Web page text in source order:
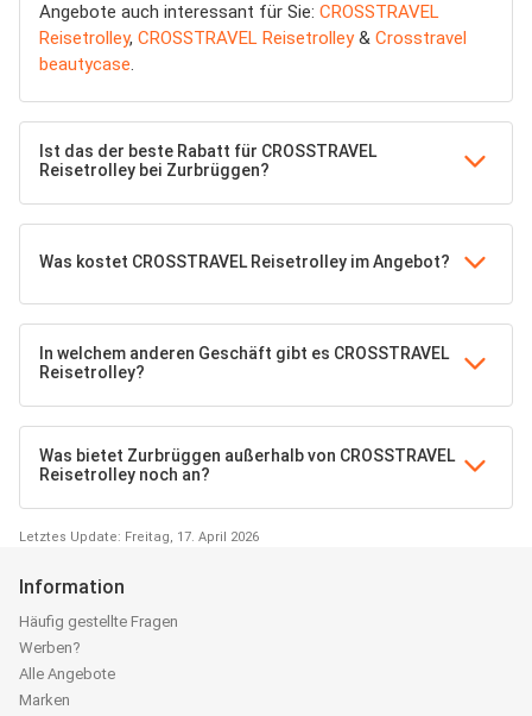
Angebote auch interessant für Sie: CROSSTRAVEL
Reisetrolley, CROSSTRAVEL Reisetrolley& Crosstravel
beautycase.
Ist das der beste Rabatt für CROSSTRAVEL
Reisetrolley bei Zurbrüggen?
Was kostet CROSSTRAVEL Reisetrolley im Angebot?
In welchem anderen Geschäft gibt es CROSSTRAVEL
Reisetrolley?
Was bietet Zurbrüggen außerhalb von CROSSTRAVEL
Reisetrolley noch an?
Letztes Update: Freitag, 17. April 2026
Information
Häufig gestellte Fragen
Werben?
Alle Angebote
Marken